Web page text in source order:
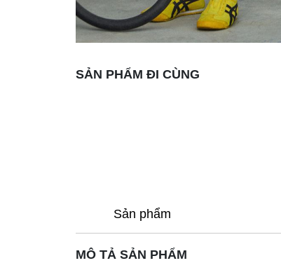
SẢN PHẨM ĐI CÙNG
Sản phẩm
MÔ TẢ SẢN PHẨM